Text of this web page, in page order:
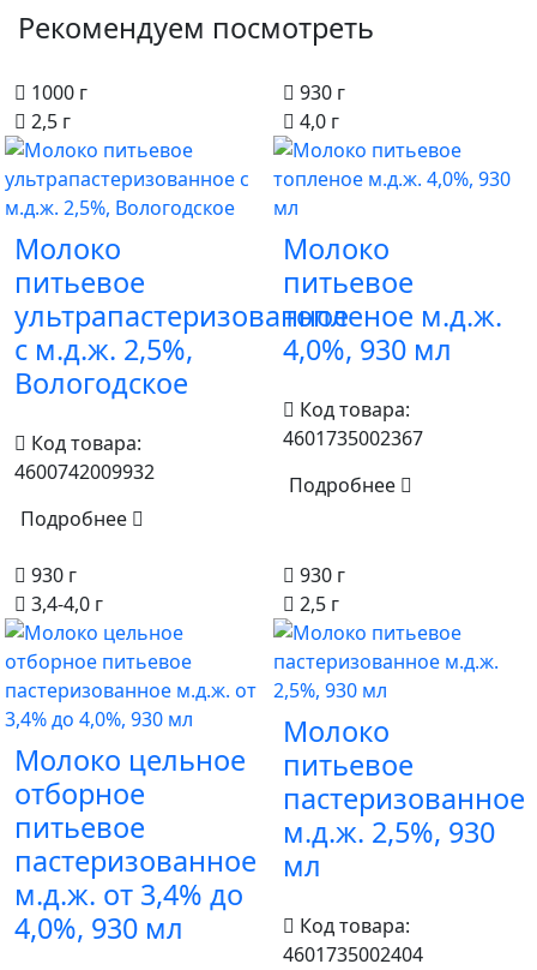
Рекомендуем посмотреть
1000 г
2,5 г
Молоко
питьевое
ультрапастеризованное
с м.д.ж. 2,5%,
Вологодское
Код товара:
4600742009932
Подробнее
930 г
4,0 г
Молоко
питьевое
топленое м.д.ж.
4,0%, 930 мл
Код товара:
4601735002367
Подробнее
930 г
3,4-4,0 г
Молоко цельное
отборное
питьевое
пастеризованное
м.д.ж. от 3,4% до
4,0%, 930 мл
930 г
2,5 г
Молоко
питьевое
пастеризованное
м.д.ж. 2,5%, 930
мл
Код товара:
4601735002404